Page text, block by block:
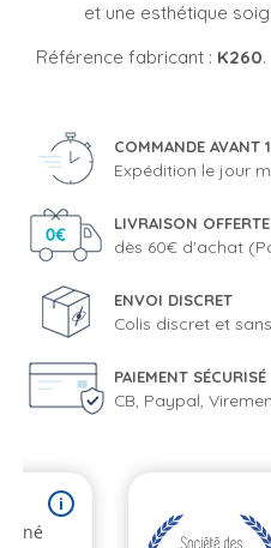
et une esthétique
Référence fabricant : K260.
COMMANDE AVANT
Expédition le jour
LIVRAISON OFFERTE
dès 60€ d'achat
ENVOI DISCRET
Colis discret et
PAIEMENT SÉCURISÉ
CB, Paypal,